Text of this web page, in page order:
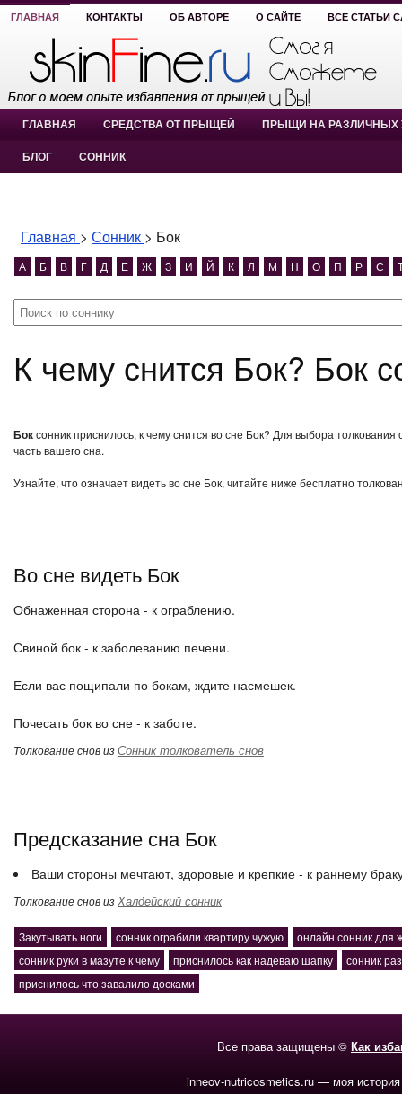
ГЛАВНАЯ КОНТАКТЫ ОБ АВТОРЕ О САЙТЕ ВСЕ СТАТЬИ
ГЛАВНАЯ СРЕДСТВА ОТ ПРЫЩЕЙ ПРЫЩИ НА РАЗЛИЧНЫХ
БЛОГ СОННИК
Главная > Сонник > Бок
А Б В Г Д Е Ж З И Й К Л М Н О П Р С
К чему снится Бок? Бок
Боксонник приснилось, к чему снится во сне Бок? Для выбора
часть вашего сна.
Узнайте, что означает видеть во сне Бок, читайте ниже бесплатно
Во сне видеть Бок
Обнаженная сторона - к ограблению.
Свиной бок - к заболеванию печени.
Если вас пощипали по бокам, ждите насмешек.
Почесать бок во сне - к заботе.
Толкование снов изСонник толкователь снов
Предсказание сна Бок
Ваши стороны мечтают, здоровые и крепкие - к раннему
Толкование снов изХалдейский сонник
Закутывать ноги сонник ограбили квартиру чужую
онлайн сонник для
сонник руки в мазуте к чему
приснилось как надеваю шапку
сонник
приснилось что завалило досками
Все права защищены © Как
inneov-nutricosmetics.ru — моя